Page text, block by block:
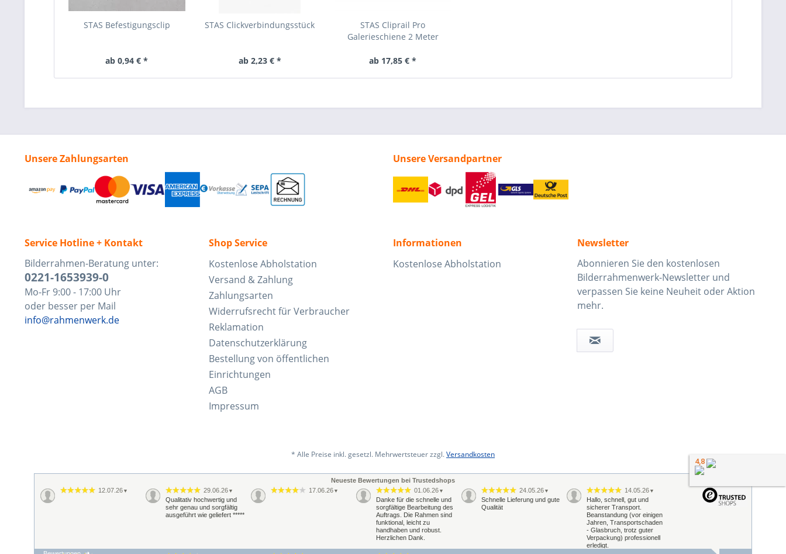
STAS Befestigungsclip
ab 0,94 € *
STAS Clickverbindungsstück
ab 2,23 € *
STAS Cliprail Pro
Galerieschiene 2 Meter
ab 17,85 € *
Unsere Zahlungsarten Unsere Versandpartner
Service Hotline + Kontakt
Bilderrahmen-Beratung unter:
0221-1653939-0
Mo-Fr 9:00 - 17:00 Uhr
oder besser per Mail
info@rahmenwerk.de
Shop Service
Kostenlose Abholstation
Versand & Zahlung
Zahlungsarten
Widerrufsrecht für Verbraucher
Reklamation
Datenschutzerklärung
Bestellung von öffentlichen
Einrichtungen
AGB
Impressum
Informationen
Kostenlose Abholstation
Newsletter
Abonnieren Sie den kostenlosen
Bilderrahmenwerk-Newsletter und
verpassen Sie keine Neuheit oder Aktion
mehr.
* Alle Preise inkl. gesetzl. Mehrwertsteuer zzgl.Versandkosten
4,8
Neueste Bewertungen bei Trustedshops
12.07.26 ▼ 29.06.26 ▼
Qualitativ hochwertig und
sehr genau und sorgfältig
ausgeführt wie geliefert *****
17.06.26 ▼ 01.06.26 ▼
Danke für die schnelle und
sorgfältige Bearbeitung des
Auftrags. Die Rahmen sind
funktional, leicht zu
handhaben und robust.
Herzlichen Dank.
24.05.26 ▼
Schnelle Lieferung und gute
Qualität
14.05.26 ▼
Hallo, schnell, gut und
sicherer Transport.
Beanstandung (vor einigen
Jahren, Transportschaden
- Glasbruch, trotz guter
Verpackung) professionell
erledigt.